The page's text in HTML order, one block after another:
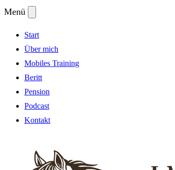
Menü
Start
Über mich
Mobiles Training
Beritt
Pension
Podcast
Kontakt